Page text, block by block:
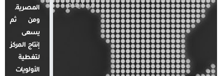
في أرقام
المصرية.
ومن ثم
يسعى
إنتاج المركز
لتغطية
الأولويات